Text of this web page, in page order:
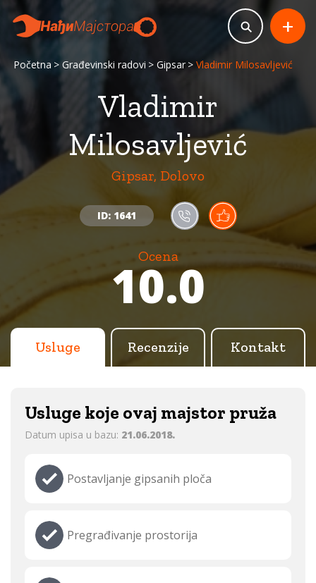
Početna Građevinski radovi Gipsar Vladimir Milosavljević
Vladimir
Milosavljević
Gipsar, Dolovo
ID: 1641
Ocena
10.0
+
Usluge Recenzije Kontakt
Usluge koje ovaj majstor pruža
Datum upisa u bazu: 21.06.2018.
Postavljanje gipsanih ploča
Pregrađivanje prostorija